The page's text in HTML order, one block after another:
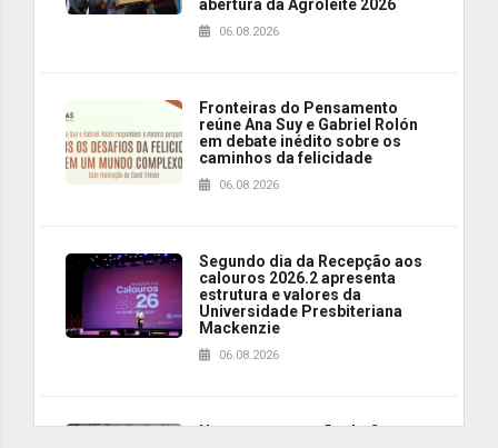
abertura da Agroleite 2026
06.08.2026
Fronteiras do Pensamento
reúne Ana Suy e Gabriel Rolón
em debate inédito sobre os
caminhos da felicidade
06.08.2026
Segundo dia da Recepção aos
calouros 2026.2 apresenta
estrutura e valores da
Universidade Presbiteriana
Mackenzie
06.08.2026
Nova apresentação do Centro